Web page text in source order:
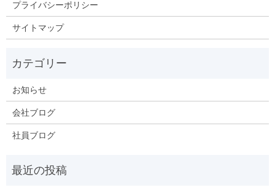
プライバシーポリシー
サイトマップ
お知らせ
会社ブログ
社員ブログ